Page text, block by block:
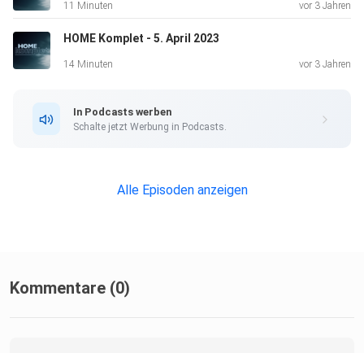
11 Minuten vor 3 Jahren
HOME Komplet - 5. April 2023
14 Minuten vor 3 Jahren
In Podcasts werben
Schalte jetzt Werbung in Podcasts.
Alle Episoden anzeigen
Kommentare (0)